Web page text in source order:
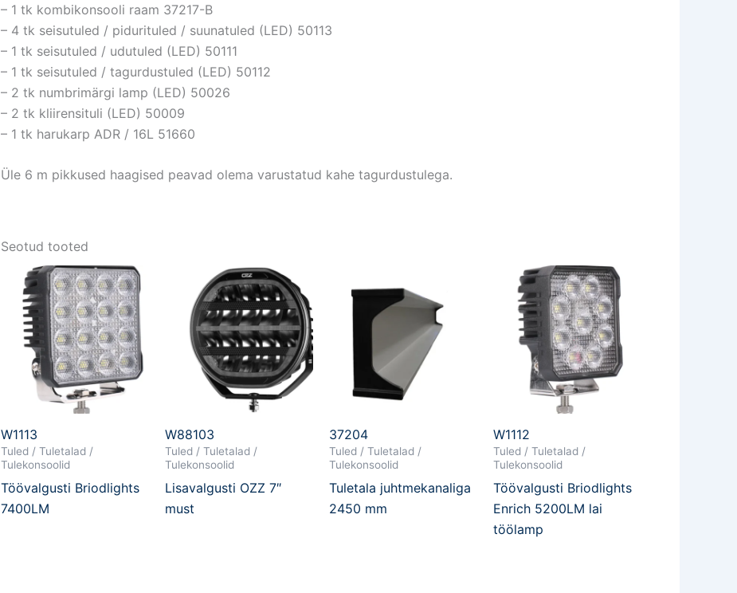
– 1 tk kombikonsooli raam 37217-B
– 4 tk seisutuled / pidurituled / suunatuled (LED) 50113
– 1 tk seisutuled / udutuled (LED) 50111
– 1 tk seisutuled / tagurdustuled (LED) 50112
– 2 tk numbrimärgi lamp (LED) 50026
– 2 tk kliirensituli (LED) 50009
– 1 tk harukarp ADR / 16L 51660
Üle 6 m pikkused haagised peavad olema varustatud kahe tagurdustulega.
Seotud tooted
W1113
Tuled / Tuletalad /
Tulekonsoolid
Töövalgusti Briodlights
7400LM
W88103
Tuled / Tuletalad /
Tulekonsoolid
Lisavalgusti OZZ 7″
must
37204
Tuled / Tuletalad /
Tulekonsoolid
Tuletala juhtmekanaliga
2450 mm
W1112
Tuled / Tuletalad /
Tulekonsoolid
Töövalgusti Briodlights
Enrich 5200LM lai
töölamp